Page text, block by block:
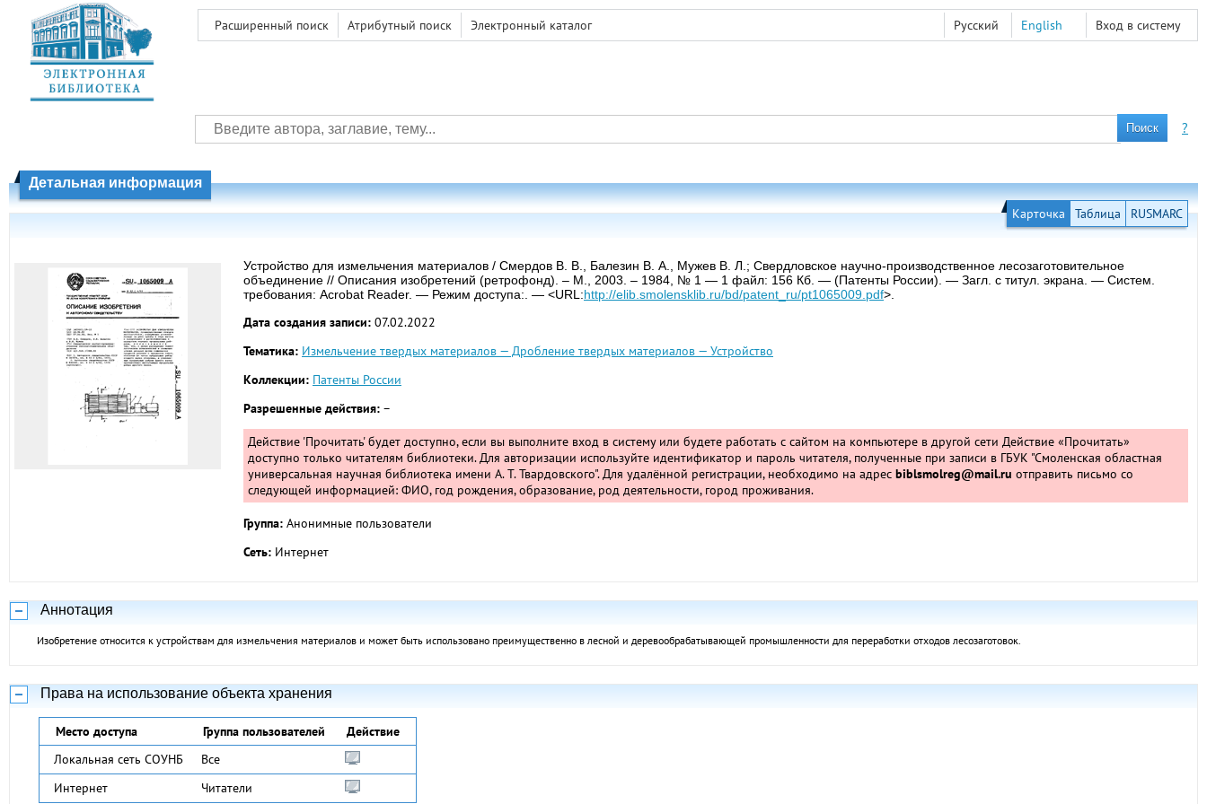
Расширенный поиск Атрибутный поиск Электронный каталог Вход в систему
Русский English
?
Детальная информация
Карточка Таблица RUSMARC
Устройство для измельчения материалов / Смердов В. В., Балезин В. А., Мужев В. Л.; Свердловское научно-производственное лесозаготовительное
объединение // Описания изобретений (ретрофонд). – М., 2003. – 1984, № 1 — 1 файл: 156 Кб. — (Патенты России). — Загл. с титул. экрана. — Систем.
требования: Acrobat Reader. — Режим доступа:. — <URL:http://elib.smolensklib.ru/bd/patent_ru/pt1065009.pdf>.
Дата создания записи: 07.02.2022
Тематика: Измельчение твердых материалов — Дробление твердых материалов — Устройство
Коллекции: Патенты России
Разрешенные действия: –
Действие 'Прочитать' будет доступно, если вы выполните вход в систему или будете работать с сайтом на компьютере в другой сети Действие «Прочитать»
доступно только читателям библиотеки. Для авторизации используйте идентификатор и пароль читателя, полученные при записи в ГБУК "Смоленская областная
универсальная научная библиотека имени А. Т. Твардовского". Для удалённой регистрации, необходимо на адрес biblsmolreg@mail.ru отправить письмо со
следующей информацией: ФИО, год рождения, образование, род деятельности, город проживания.
Группа: Анонимные пользователи
Сеть: Интернет
Аннотация
Изобретение относится к устройствам для измельчения материалов и может быть использовано преимущественно в лесной и деревообрабатывающей промышленности для переработки отходов лесозаготовок.
Права на использование объекта хранения
Место доступа Группа пользователей
Действие
Локальная сеть СОУНБ
Все
Интернет
Читатели